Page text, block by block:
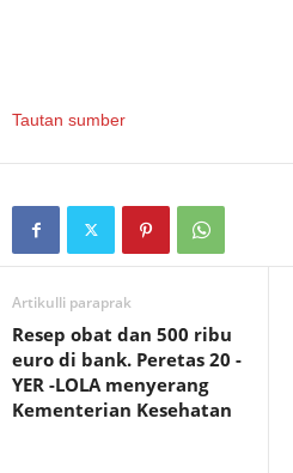
Tautan sumber
Artikulli paraprak
Resep obat dan 500 ribu
euro di bank. Peretas 20 -
YER -LOLA menyerang
Kementerian Kesehatan